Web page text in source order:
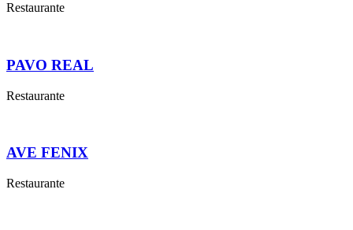
Restaurante
PAVO REAL
Restaurante
AVE FENIX
Restaurante